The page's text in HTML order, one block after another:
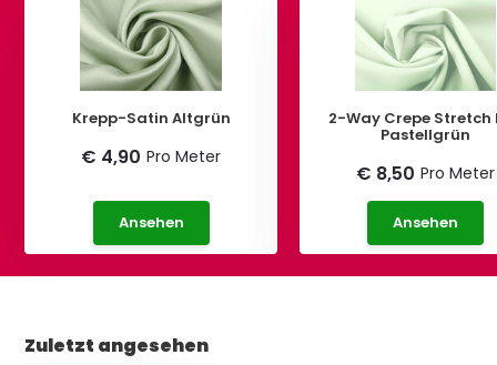
Krepp-Satin Altgrün
€ 4,90 Pro Meter
Ansehen
2-Way Crepe Stretch
Pastellgrün
€ 8,50 Pro Meter
Ansehen
Zuletzt angesehen